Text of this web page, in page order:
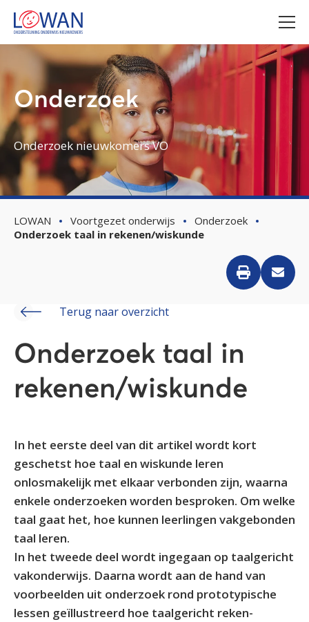
Onderzoek
Onderzoek nieuwkomers VO
LOWAN Voortgezet onderwijs
Onderzoek
Onderzoek taal in rekenen/wiskunde
Terug naar overzicht
Onderzoek taal in
rekenen/wiskunde
In het eerste deel van dit artikel wordt kort
geschetst hoe taal en wiskunde leren
onlosmakelijk met elkaar verbonden zijn, waarna
enkele onderzoeken worden besproken. Om welke
taal gaat het, hoe kunnen leerlingen vakgebonden
taal leren.
In het tweede deel wordt ingegaan op taalgericht
vakonderwijs. Daarna wordt aan de hand van
voorbeelden uit onderzoek rond prototypische
lessen geïllustreerd hoe taalgericht reken-